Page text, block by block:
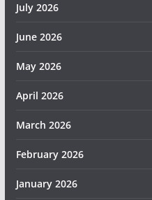
July 2026
June 2026
May 2026
April 2026
March 2026
February 2026
January 2026